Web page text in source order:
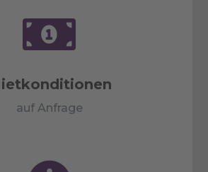

auf Anfrage